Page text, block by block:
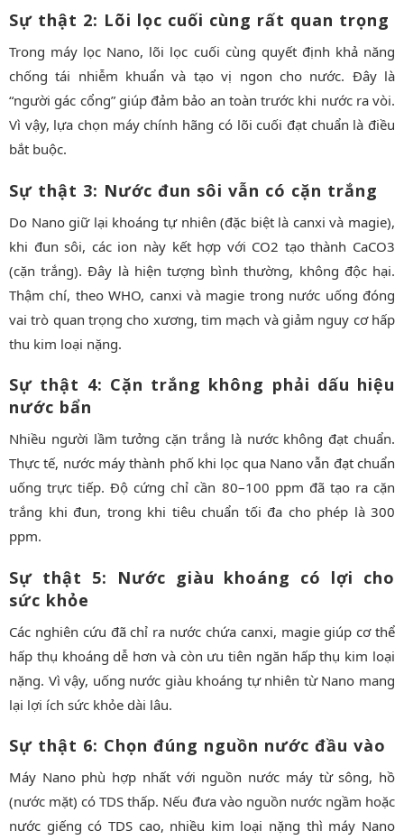
Sự thật 2: Lõi lọc cuối cùng rất quan trọng
Trong máy lọc Nano, lõi lọc cuối cùng quyết định khả năng
chống tái nhiễm khuẩn và tạo vị ngon cho nước. Đây là
“người gác cổng” giúp đảm bảo an toàn trước khi nước ra vòi.
Vì vậy, lựa chọn máy chính hãng có lõi cuối đạt chuẩn là điều
bắt buộc.
Sự thật 3: Nước đun sôi vẫn có cặn trắng
Do Nano giữ lại khoáng tự nhiên (đặc biệt là canxi và magie),
khi đun sôi, các ion này kết hợp với CO2 tạo thành CaCO3
(cặn trắng). Đây là hiện tượng bình thường, không độc hại.
Thậm chí, theo WHO, canxi và magie trong nước uống đóng
vai trò quan trọng cho xương, tim mạch và giảm nguy cơ hấp
thu kim loại nặng.
Sự thật 4: Cặn trắng không phải dấu hiệu
nước bẩn
Nhiều người lầm tưởng cặn trắng là nước không đạt chuẩn.
Thực tế, nước máy thành phố khi lọc qua Nano vẫn đạt chuẩn
uống trực tiếp. Độ cứng chỉ cần 80–100 ppm đã tạo ra cặn
trắng khi đun, trong khi tiêu chuẩn tối đa cho phép là 300
ppm.
Sự thật 5: Nước giàu khoáng có lợi cho
sức khỏe
Các nghiên cứu đã chỉ ra nước chứa canxi, magie giúp cơ thể
hấp thụ khoáng dễ hơn và còn ưu tiên ngăn hấp thụ kim loại
nặng. Vì vậy, uống nước giàu khoáng tự nhiên từ Nano mang
lại lợi ích sức khỏe dài lâu.
Sự thật 6: Chọn đúng nguồn nước đầu vào
Máy Nano phù hợp nhất với nguồn nước máy từ sông, hồ
(nước mặt) có TDS thấp. Nếu đưa vào nguồn nước ngầm hoặc
nước giếng có TDS cao, nhiều kim loại nặng thì máy Nano